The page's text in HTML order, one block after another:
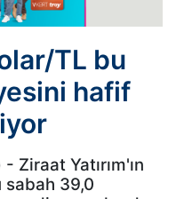
TL bu
hafif
Ziraat Yatırım'ın
sabah 39,0